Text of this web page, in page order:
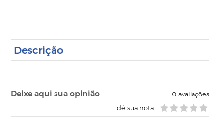
Descrição
Deixe aqui sua opinião 0avaliações
dê sua nota: